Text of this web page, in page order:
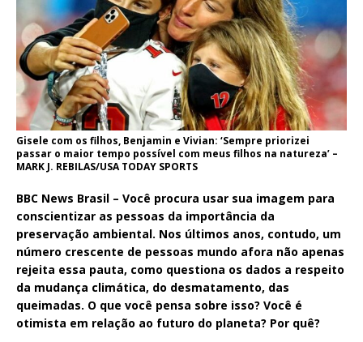
Gisele com os filhos, Benjamin e Vivian: ‘Sempre priorizei
passar o maior tempo possível com meus filhos na natureza’ –
MARK J. REBILAS/USA TODAY SPORTS
BBC News Brasil – Você procura usar sua imagem para
conscientizar as pessoas da importância da
preservação ambiental. Nos últimos anos, contudo, um
número crescente de pessoas mundo afora não apenas
rejeita essa pauta, como questiona os dados a respeito
da mudança climática, do desmatamento, das
queimadas. O que você pensa sobre isso? Você é
otimista em relação ao futuro do planeta? Por quê?